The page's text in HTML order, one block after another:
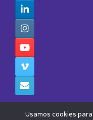
Usamos cookies